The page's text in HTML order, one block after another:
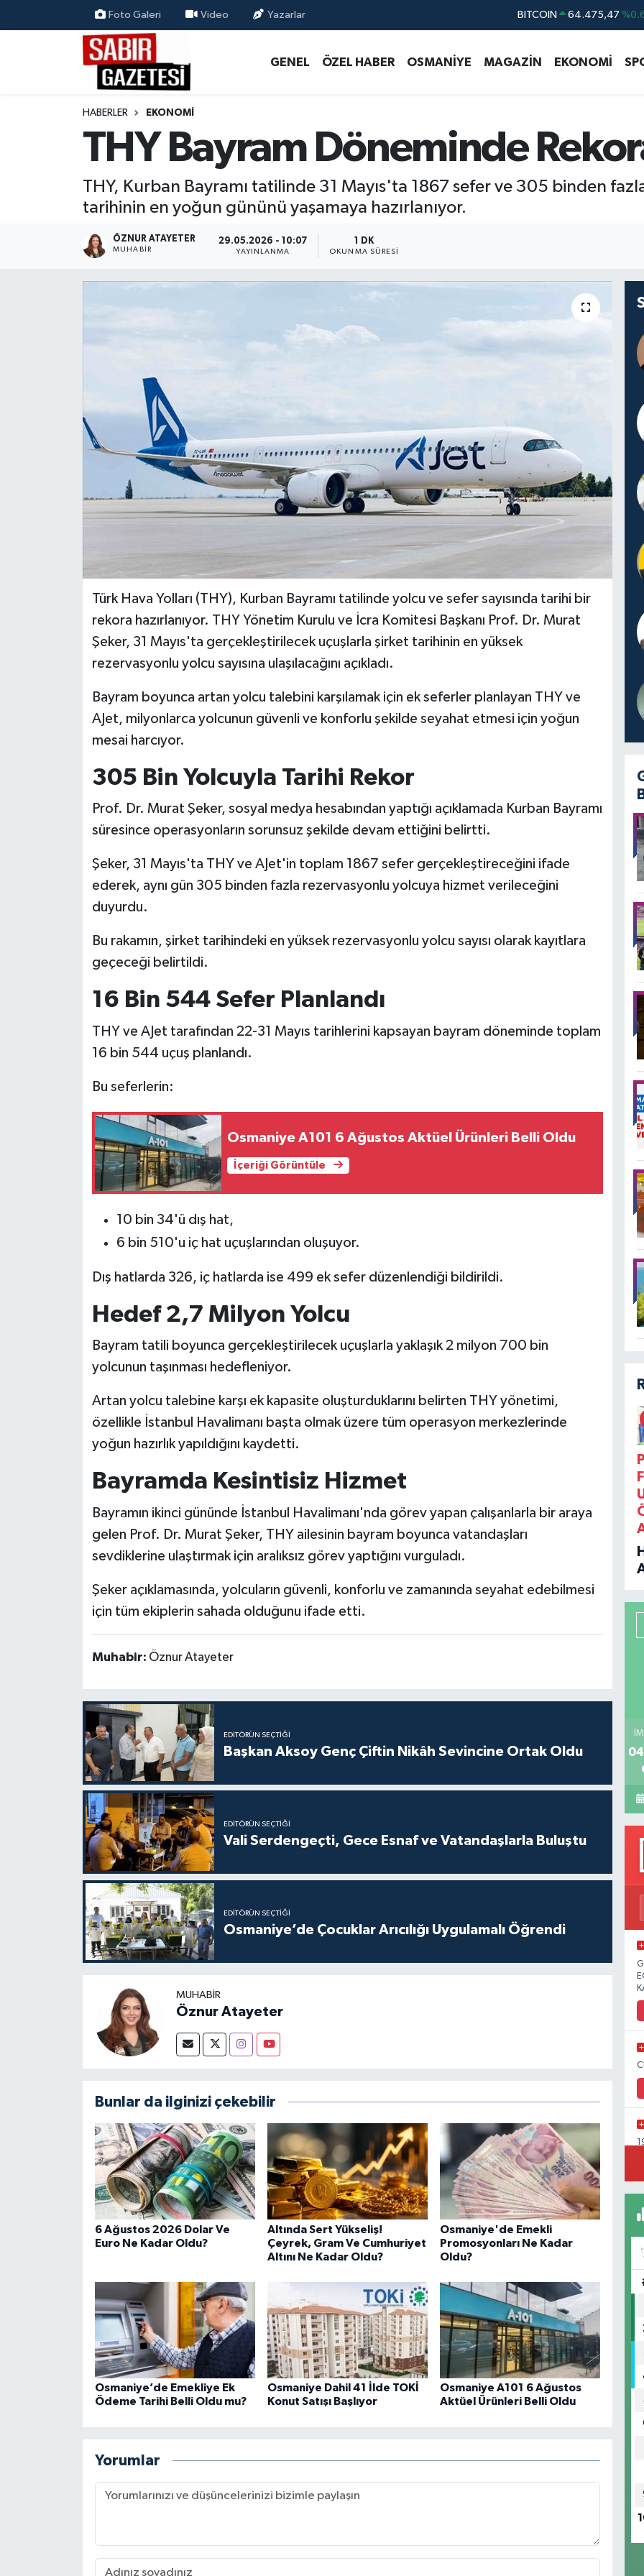
Foto Galeri Video Yazarlar DOLAR 47,5971
STERLİN 64,2534
BITCOIN 64.475,47
GENEL ÖZEL HABER OSMANİYE MAGAZİN EKONOMİ
HABERLER EKONOMI
THY Bayram Döneminde
THY, Kurban Bayramı tatilinde 31 Mayıs'ta 1867 sefer ve 305 binden
tarihinin en yoğun gününü yaşamaya hazırlanıyor.
ÖZNUR ATAYETER
MUHABIR
29.05.2026 - 10:07
YAYINLANMA
1 DK
OKUNMA SÜRESI
Türk Hava Yolları (THY), Kurban Bayramı tatilinde yolcu ve sefer sayısında tarihi bir
rekora hazırlanıyor. THY Yönetim Kurulu ve İcra Komitesi Başkanı Prof. Dr. Murat
Şeker, 31 Mayıs'ta gerçekleştirilecek uçuşlarla şirket tarihinin en yüksek
rezervasyonlu yolcu sayısına ulaşılacağını açıkladı.
Bayram boyunca artan yolcu talebini karşılamak için ek seferler planlayan THY ve
AJet, milyonlarca yolcunun güvenli ve konforlu şekilde seyahat etmesi için yoğun
mesai harcıyor.
305 Bin Yolcuyla Tarihi Rekor
Prof. Dr. Murat Şeker, sosyal medya hesabından yaptığı açıklamada Kurban Bayramı
süresince operasyonların sorunsuz şekilde devam ettiğini belirtti.
Şeker, 31 Mayıs'ta THY ve AJet'in toplam 1867 sefer gerçekleştireceğini ifade
ederek, aynı gün 305 binden fazla rezervasyonlu yolcuya hizmet verileceğini
duyurdu.
Bu rakamın, şirket tarihindeki en yüksek rezervasyonlu yolcu sayısı olarak kayıtlara
geçeceği belirtildi.
16 Bin 544 Sefer Planlandı
THY ve AJet tarafından 22-31 Mayıs tarihlerini kapsayan bayram döneminde toplam
16 bin 544 uçuş planlandı.
Bu seferlerin:
Osmaniye A101 6 Ağustos Aktüel Ürünleri Belli Oldu
İçeriği Görüntüle
10 bin 34'ü dış hat,
6 bin 510'u iç hat uçuşlarından oluşuyor.
Dış hatlarda 326, iç hatlarda ise 499 ek sefer düzenlendiği bildirildi.
Hedef 2,7 Milyon Yolcu
Bayram tatili boyunca gerçekleştirilecek uçuşlarla yaklaşık 2 milyon 700 bin
yolcunun taşınması hedefleniyor.
Artan yolcu talebine karşı ek kapasite oluşturduklarını belirten THY yönetimi,
özellikle İstanbul Havalimanı başta olmak üzere tüm operasyon merkezlerinde
yoğun hazırlık yapıldığını kaydetti.
Bayramda Kesintisiz Hizmet
Bayramın ikinci gününde İstanbul Havalimanı'nda görev yapan çalışanlarla bir araya
gelen Prof. Dr. Murat Şeker, THY ailesinin bayram boyunca vatandaşları
sevdiklerine ulaştırmak için aralıksız görev yaptığını vurguladı.
Şeker açıklamasında, yolcuların güvenli, konforlu ve zamanında seyahat edebilmesi
için tüm ekiplerin sahada olduğunu ifade etti.
Muhabir: Öznur Atayeter
EDITÖRÜN SEÇTIĞI
Başkan Aksoy Genç Çiftin Nikâh Sevincine Ortak Oldu
EDITÖRÜN SEÇTIĞI
Vali Serdengeçti, Gece Esnaf ve Vatandaşlarla Buluştu
EDITÖRÜN SEÇTIĞI
Osmaniye’de Çocuklar Arıcılığı Uygulamalı Öğrendi
MUHABIR
Öznur Atayeter
Bunlar da ilginizi çekebilir
6 Ağustos 2026 Dolar Ve
Euro Ne Kadar Oldu?
Altında Sert Yükseliş!
Çeyrek, Gram Ve Cumhuriyet
Altını Ne Kadar Oldu?
Osmaniye'de Emekli
Promosyonları Ne Kadar
Oldu?
Osmaniye’de Emekliye Ek
Ödeme Tarihi Belli Oldu mu?
Osmaniye Dahil 41 İlde TOKİ
Konut Satışı Başlıyor
Osmaniye A101 6 Ağustos
Aktüel Ürünleri Belli Oldu
Yorumlar
ÖZEL HABER
MAGAZİN
EKONOMİ
Osmaniye Nöbetçi Eczaneler
Osmaniye Hava Durumu
Süper Lig Puan Durumu ve Fikstür
Tüm Manşetler
Son Dakika Haberleri